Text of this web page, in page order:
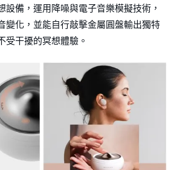
設備，運用降噪與電子音樂模擬技術，
變化，並能自行敲擊金屬圓盤輸出獨特
受干擾的冥想體驗。